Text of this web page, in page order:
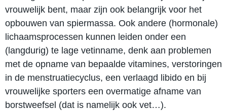
vrouwelijk bent, maar zijn ook belangrijk voor het
opbouwen van spiermassa. Ook andere (hormonale)
lichaamsprocessen kunnen leiden onder een
(langdurig) te lage vetinname, denk aan problemen
met de opname van bepaalde vitamines, verstoringen
in de menstruatiecyclus, een verlaagd libido en bij
vrouwelijke sporters een overmatige afname van
borstweefsel (dat is namelijk ook vet…).